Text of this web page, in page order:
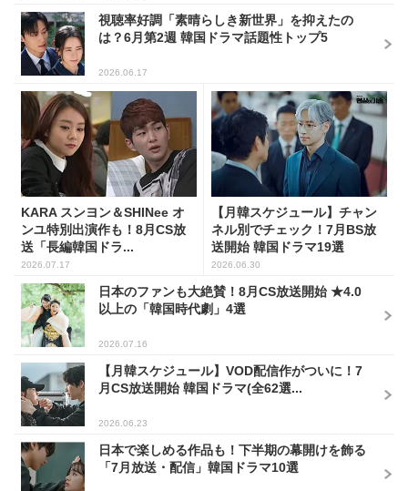
視聴率好調「素晴らしき新世界」を抑えたの
は？6月第2週 韓国ドラマ話題性トップ5
2026.06.17
KARA スンヨン＆SHINee オ
ンユ特別出演作も！8月CS放
送「長編韓国ドラ...
2026.07.17
【月韓スケジュール】チャン
ネル別でチェック！7月BS放
送開始 韓国ドラマ19選
2026.06.30
日本のファンも大絶賛！8月CS放送開始 ★4.0
以上の「韓国時代劇」4選
2026.07.16
【月韓スケジュール】VOD配信作がついに！7
月CS放送開始 韓国ドラマ(全62選...
2026.06.23
日本で楽しめる作品も！下半期の幕開けを飾る
「7月放送・配信」韓国ドラマ10選